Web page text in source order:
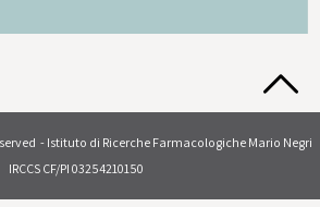
- Istituto di Ricerche Farmacologiche Mario Negri
IRCCS CF/PI 03254210150